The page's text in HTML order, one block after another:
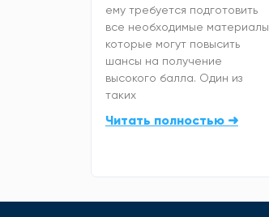
ему требуется подготовить
все необходимые материалы,
которые могут повысить
шансы на получение
высокого балла. Один из
таких
Читать полностью ➜